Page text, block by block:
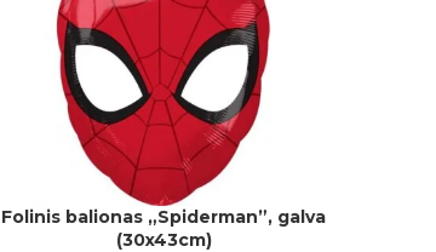
Į KREPŠELĮ
Folinis balionas „Spiderman”, galva
(30x43cm)